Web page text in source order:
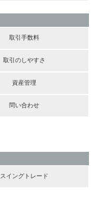
取引手数料
取引のしやすさ
資産管理
問い合わせ
スイングトレード